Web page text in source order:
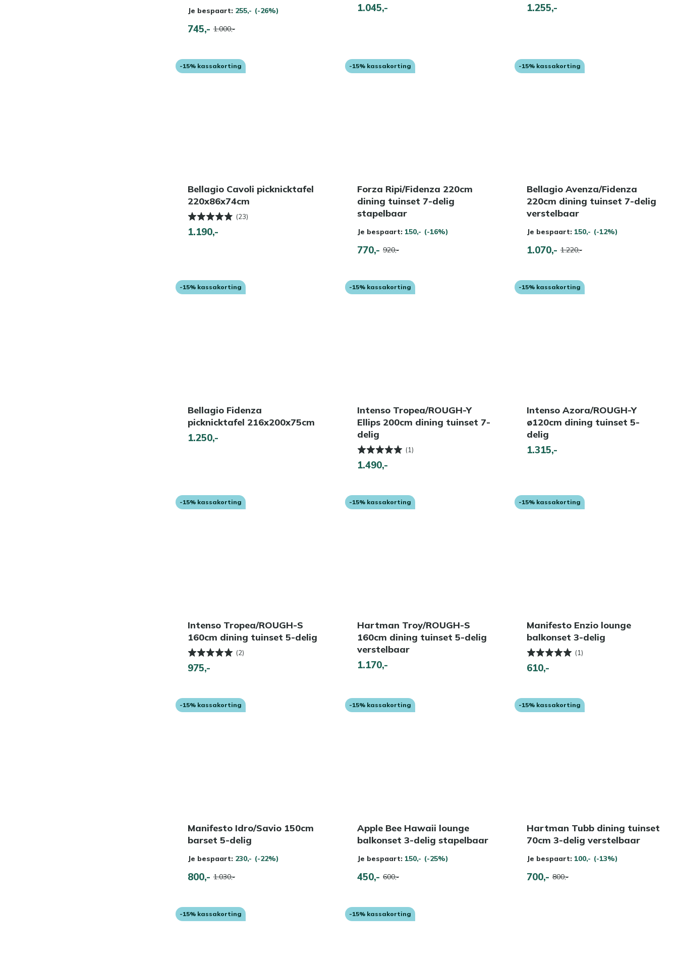
Je bespaart: 255,- (-26%)
745,- 1.000,-
1.045,- 1.255,-
-15% kassakorting
Bellagio Cavoli picknicktafel
220x86x74cm
(23)
1.190,-
-15% kassakorting
Forza Ripi/Fidenza 220cm
dining tuinset 7-delig
stapelbaar
Je bespaart: 150,- (-16%)
770,- 920,-
-15% kassakorting
Bellagio Avenza/Fidenza
220cm dining tuinset 7-delig
verstelbaar
Je bespaart: 150,- (-12%)
1.070,- 1.220,-
-15% kassakorting
Bellagio Fidenza
picknicktafel 216x200x75cm
1.250,-
-15% kassakorting
Intenso Tropea/ROUGH-Y
Ellips 200cm dining tuinset 7-
delig
(1)
1.490,-
-15% kassakorting
Intenso Azora/ROUGH-Y
ø120cm dining tuinset 5-
delig
1.315,-
-15% kassakorting
Intenso Tropea/ROUGH-S
160cm dining tuinset 5-delig
(2)
975,-
-15% kassakorting
Hartman Troy/ROUGH-S
160cm dining tuinset 5-delig
verstelbaar
1.170,-
-15% kassakorting
Manifesto Enzio lounge
balkonset 3-delig
(1)
610,-
-15% kassakorting
Manifesto Idro/Savio 150cm
barset 5-delig
Je bespaart: 230,- (-22%)
800,- 1.030,-
-15% kassakorting
Apple Bee Hawaii lounge
balkonset 3-delig stapelbaar
Je bespaart: 150,- (-25%)
450,- 600,-
-15% kassakorting
Hartman Tubb dining tuinset
70cm 3-delig verstelbaar
Je bespaart: 100,- (-13%)
700,- 800,-
-15% kassakorting -15% kassakorting